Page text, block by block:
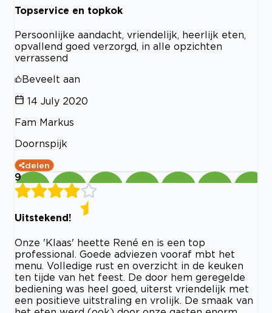
Topservice en topkok
Persoonlijke aandacht, vriendelijk, heerlijk eten,
opvallend goed verzorgd, in alle opzichten
verrassend
Beveelt aan
14 July 2020
Fam Markus
Doornspijk
delen
9
Uitstekend!
Onze 'Klaas' heette René en is een top
professional. Goede adviezen vooraf mbt het
menu. Volledige rust en overzicht in de keuken
ten tijde van het feest. De door hem geregelde
bediening was heel goed, uiterst vriendelijk met
een positieve uitstraling en vrolijk. De smaak van